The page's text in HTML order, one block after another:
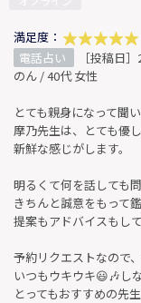
満足度：
電話占い
［投稿日
のん / 40代 女性
とても親身になって聞
摩乃先生は、とても優
新鮮な感じがします。
明るくて何を話しても
きちんと誠意をもって
提案もアドバイスもし
予約リクエストなので
いつもウキウキ😃🎶し
とってもおすすめの先